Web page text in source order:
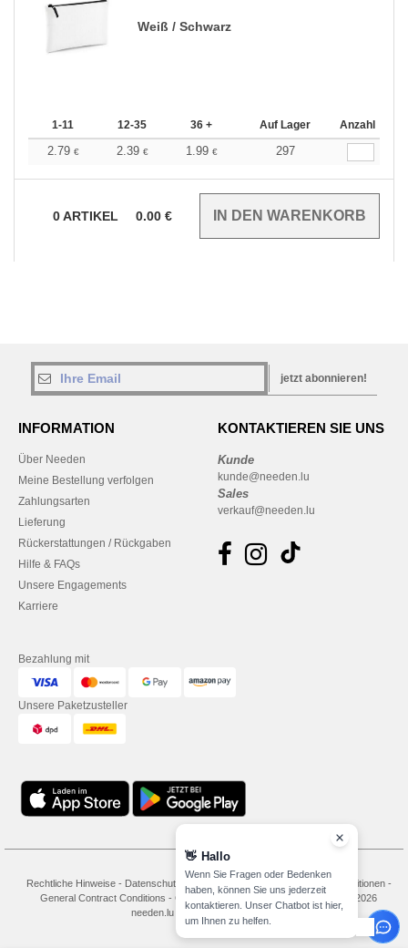
Weiß / Schwarz
1-11 12-35 36 + Auf Lager Anzahl
2.79 € 2.39 € 1.99 € 297
0ARTIKEL 0.00 €
jetzt abonnieren!
INFORMATION
Über Needen
Meine Bestellung verfolgen
Zahlungsarten
Lieferung
Rückerstattungen / Rückgaben
Hilfe & FAQs
Unsere Engagements
Karriere
KONTAKTIEREN SIE UNS
Kunde
kunde@needen.lu
Sales
verkauf@needen.lu
Bezahlung mit
Unsere Paketzusteller
Rechtliche Hinweise- Datenschutzbestimmungen Bedingungen und Konditionen-
General Contract Conditions - Cookie-Richtlinie Site Map
Copyright 2026
needen.lu - Alle Rechte vorbehalten
👋 Hallo
Wenn Sie Fragen oder Bedenken
haben, können Sie uns jederzeit
kontaktieren. Unser Chatbot ist hier,
um Ihnen zu helfen.